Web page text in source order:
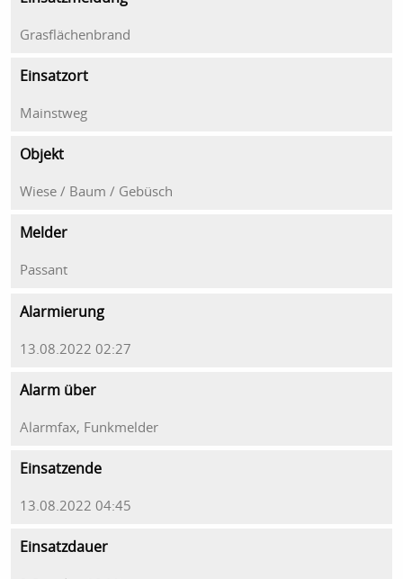
Grasflächenbrand
Einsatzort
Mainstweg
Objekt
Wiese / Baum / Gebüsch
Melder
Passant
Alarmierung
13.08.2022 02:27
Alarm über
Alarmfax, Funkmelder
Einsatzende
13.08.2022 04:45
Einsatzdauer